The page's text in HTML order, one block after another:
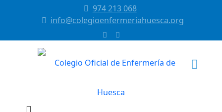
974 213 068
info@colegioenfermeriahuesca.org